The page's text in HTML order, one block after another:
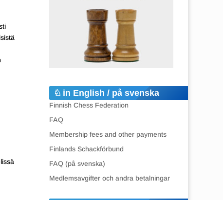
in English / på svenska
Finnish Chess Federation
FAQ
Membership fees and other payments
Finlands Schackförbund
FAQ (på svenska)
Medlemsavgifter och andra betalningar